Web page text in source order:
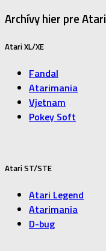
Archívy hier pre Atari
Atari XL/XE
Fandal
Atarimania
Vjetnam
Pokey Soft
Atari ST/STE
Atari Legend
Atarimania
D-bug